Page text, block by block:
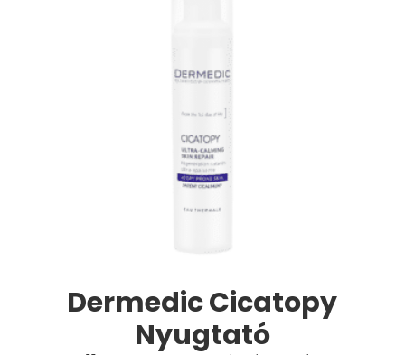
Dermedic Cicatopy
Nyugtató